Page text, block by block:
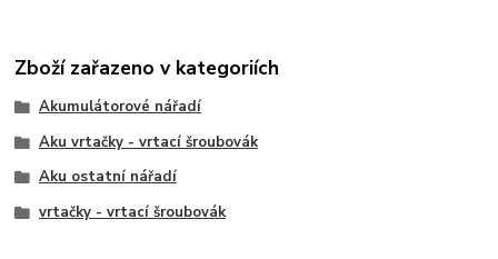
Zboží zařazeno v kategoriích
Akumulátorové nářadí
Aku vrtačky - vrtací šroubovák
Aku ostatní nářadí
vrtačky - vrtací šroubovák